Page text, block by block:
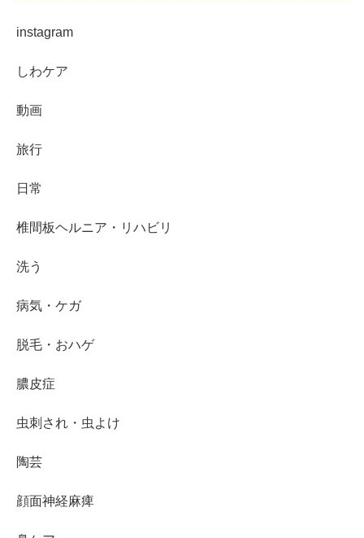
instagram
しわケア
動画
旅行
日常
椎間板ヘルニア・リハビリ
洗う
病気・ケガ
脱毛・おハゲ
膿皮症
虫刺され・虫よけ
陶芸
顔面神経麻痺